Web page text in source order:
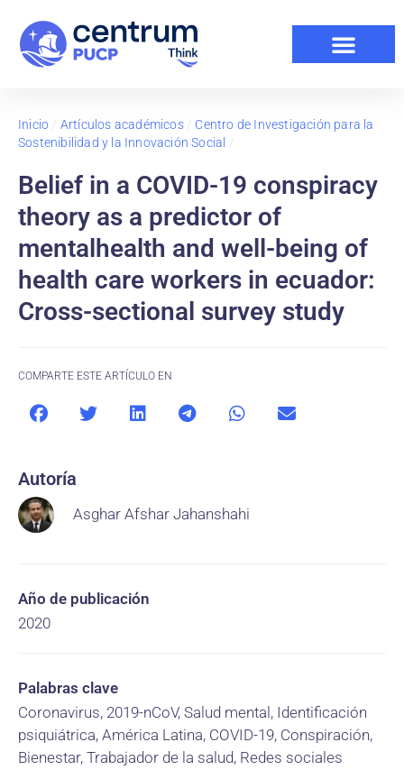
Inicio / Artículos académicos/ Centro de Investigación para la
Sostenibilidad y la Innovación Social /
Belief in a COVID-19 conspiracy
theory as a predictor of
mentalhealth and well-being of
health care workers in ecuador:
Cross-sectional survey study
COMPARTE ESTE ARTÍCULO EN
Autoría
Asghar Afshar Jahanshahi
Año de publicación
2020
Palabras clave
Coronavirus, 2019-nCoV, Salud mental, Identificación
psiquiátrica, América Latina, COVID-19, Conspiración,
Bienestar, Trabajador de la salud, Redes sociales